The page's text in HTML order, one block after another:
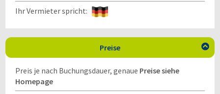
Ihr Vermieter spricht:
Preise 
Preis je nach Buchungsdauer, genaue Preise siehe
Homepage